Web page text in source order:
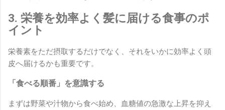
3. 栄養を効率よく髪に届ける食事のポ
イント
栄養素をただ摂取するだけでなく、それをいかに効率よく頭
皮へ届けるかも重要です。
「食べる順番」を意識する
まずは野菜や汁物から食べ始め、血糖値の急激な上昇を抑え